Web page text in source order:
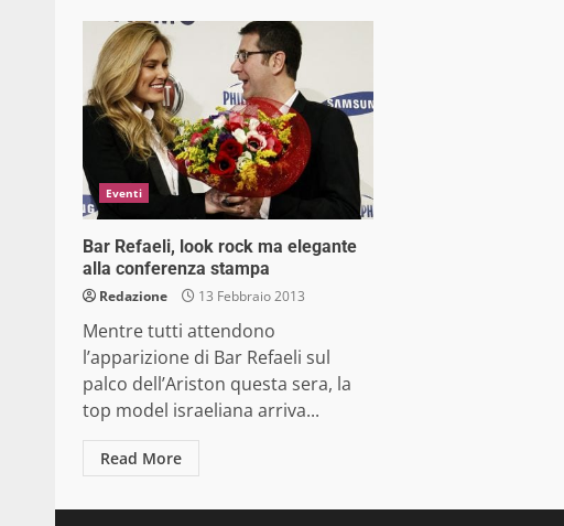
Eventi
Bar Refaeli, look rock ma elegante
alla conferenza stampa
Redazione 13 Febbraio 2013
Mentre tutti attendono
l’apparizione di Bar Refaeli sul
palco dell’Ariston questa sera, la
top model israeliana arriva...
Read More